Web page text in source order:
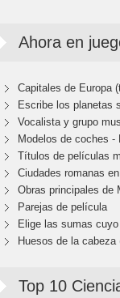
Ahora en
Capitales de Europa
Escribe los planetas
Vocalista y grupo
Modelos de coches
Títulos de películas
Ciudades romanas
Obras principales de
Parejas de película
Elige las sumas
Huesos de la cabeza
Top 10